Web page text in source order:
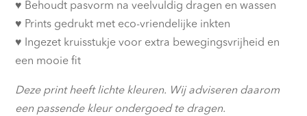
♥︎ Behoudt pasvorm na veelvuldig dragen en wassen
♥︎ Prints gedrukt met eco-vriendelijke inkten
♥︎ Ingezet kruisstukje voor extra bewegingsvrijheid en
een mooie fit
Deze print heeft lichte kleuren. Wij adviseren daarom
een passende kleur ondergoed te dragen.